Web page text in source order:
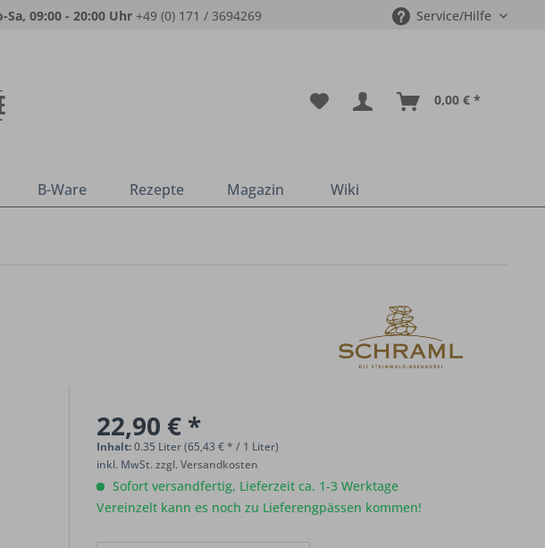
Sa, 09:00 - 20:00 Uhr +49 (0) 171 / 3694269 Service/Hilfe
0,00 € *
B-Ware Rezepte Magazin Wiki
22,90 € *
Inhalt:0.35 Liter (65,43 € * / 1 Liter)
inkl. MwSt.zzgl. Versandkosten
Sofort versandfertig, Lieferzeit ca. 1-3 Werktage
Vereinzelt kann es noch zu Lieferengpässen kommen!